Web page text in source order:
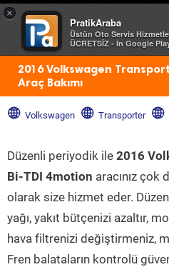
×
PratikAraba
Üstün Oto Servis
ÜCRETSİZ - In Google
2016 Volkswagen
Araç Bakımı
Volkswagen Transporter
Düzenli periyodik ile 2016
Bi-TDI 4motion aracınız çok
olarak size hizmet eder.
yağı, yakıt bütçenizi azaltır,
hava filtrenizi değiştirmeniz,
Fren balataların kontrolü